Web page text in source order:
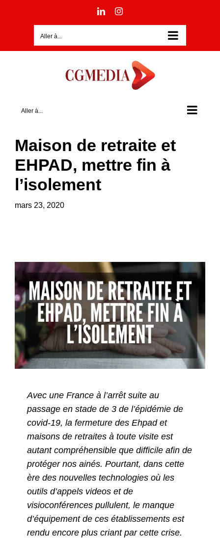
LinkedInInstagram
Aller à...
Aller à...
Maison de retraite et
EHPAD, mettre fin à
l’isolement
mars 23, 2020
Avec une France à l’arrêt suite au
passage en stade de 3 de l’épidémie de
covid-19, la fermeture des Ehpad et
maisons de retraites à toute visite est
autant compréhensible que difficile afin de
protéger nos ainés. Pourtant, dans cette
ère des nouvelles technologies où les
outils d’appels videos et de
visioconférences pullulent, le manque
d’équipement de ces établissements est
rendu encore plus criant par cette crise.